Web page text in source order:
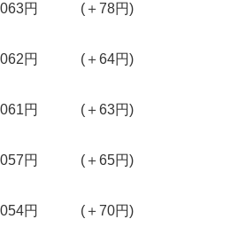
円 (＋78円)
円 (＋64円)
円 (＋63円)
円 (＋65円)
円 (＋70円)